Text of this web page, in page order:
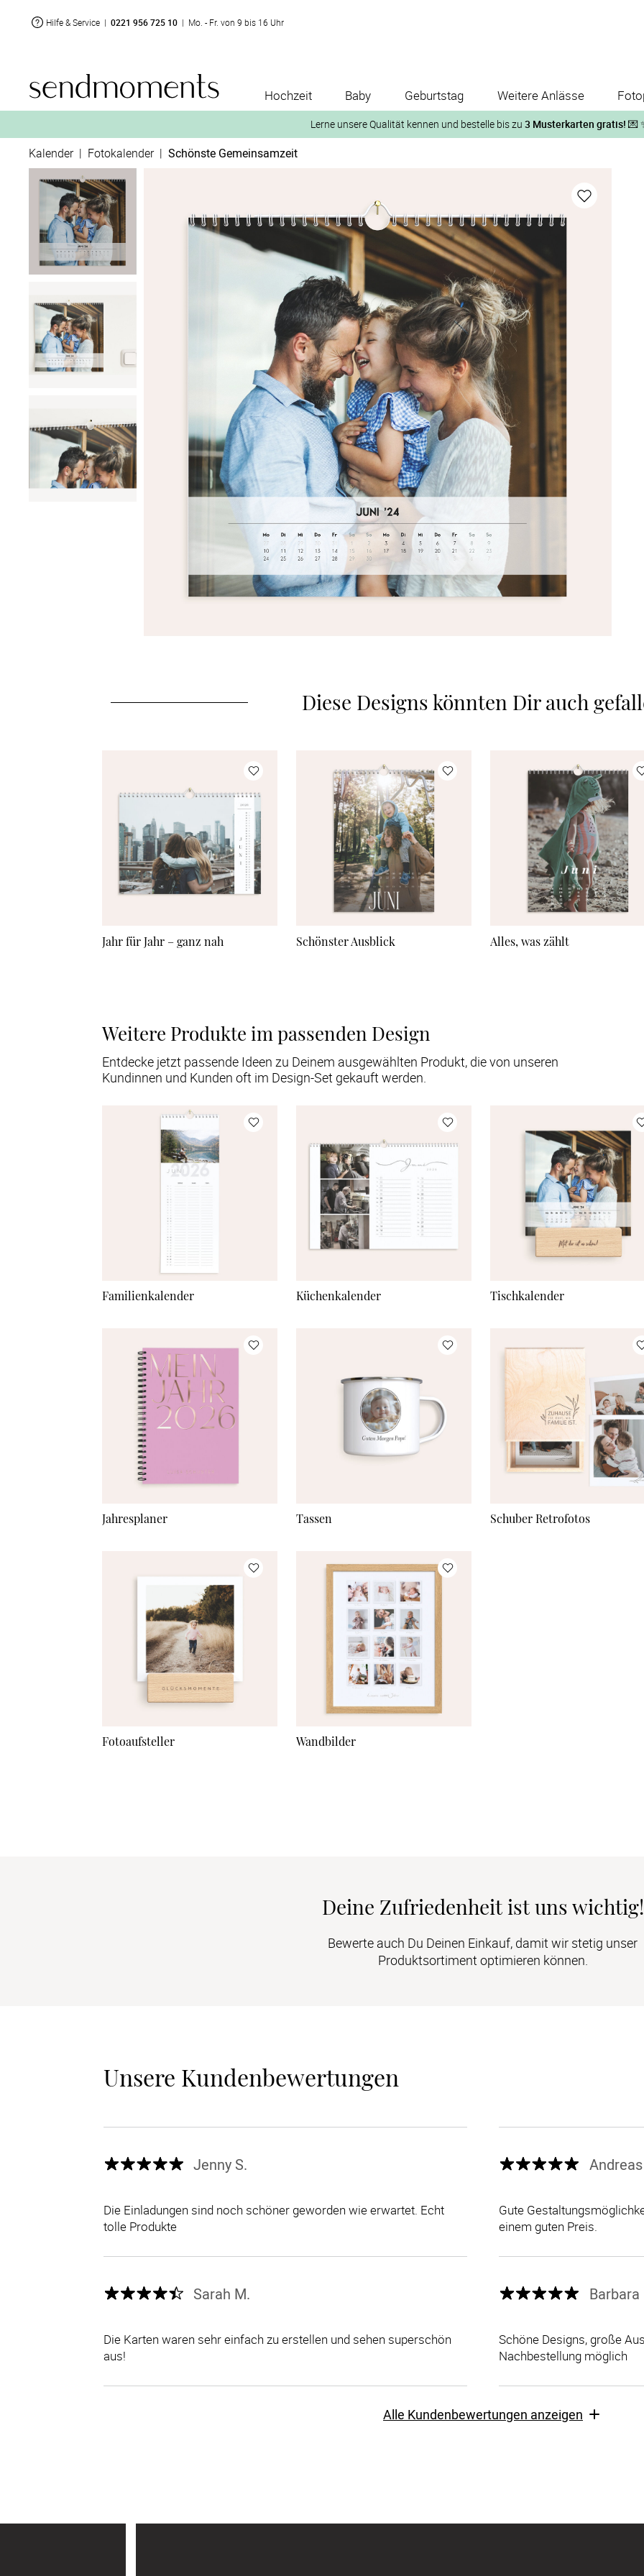
Hilfe & Service | 0221 956 725 10 | Mo. - Fr. von 9 bis 16 Uhr
Hochzeit Baby Geburtstag Weitere Anlässe
Lerne unsere Qualität kennen und bestelle bis zu 3 Musterkarten gratis! 💌
2. Aktiviere „kostenlose Musterkarte“
auf der jeweiligen Produktseite und lasse Dir die Karten
Kalender | Fotokalender | Schönste Gemeinsamzeit
Diese Designs könnten Dir auch
Jahr für Jahr – ganz nah Schönster Ausblick Alles, was zählt
Weitere Produkte im passenden Design
Entdecke jetzt passende Ideen zu Deinem ausgewählten Produkt, die von unseren
Kundinnen und Kunden oft im Design-Set gekauft werden.
Familienkalender Küchenkalender Tischkalender
Jahresplaner Tassen Schuber Retrofotos
Fotoaufsteller Wandbilder
Deine Zufriedenheit ist uns wichtig!
Bewerte auch Du Deinen Einkauf, damit wir stetig unser
Produktsortiment optimieren können.
Unsere Kundenbewertungen
Jenny S.
Die Einladungen sind noch schöner geworden wie erwartet. Echt
tolle Produkte
Gute
einem guten Preis.
Sarah M.
Die Karten waren sehr einfach zu erstellen und sehen superschön
aus!
Barbara
Schöne Designs, große
Nachbestellung möglich
Alle Kundenbewertungen anzeigen